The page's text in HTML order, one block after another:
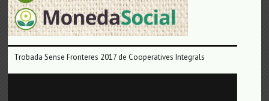
Trobada Sense Fronteres 2017 de Cooperatives Integrals